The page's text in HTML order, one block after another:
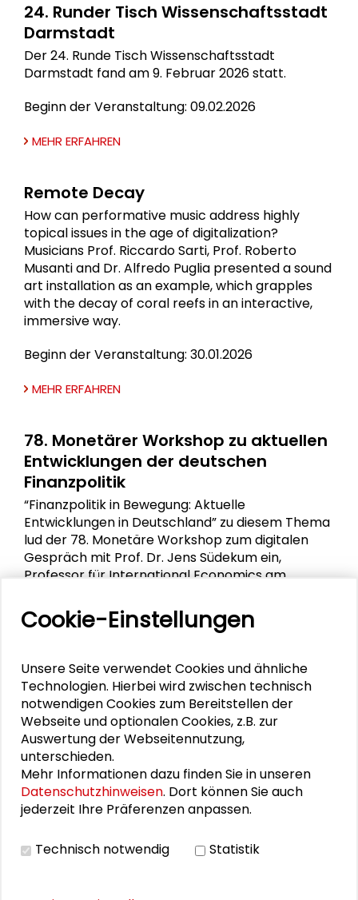
24. Runder Tisch Wissenschaftsstadt
Darmstadt
Der 24. Runde Tisch Wissenschaftsstadt
Darmstadt fand am 9. Februar 2026 statt.
Beginn der Veranstaltung: 09.02.2026
MEHR ERFAHREN
Remote Decay
How can performative music address highly
topical issues in the age of digitalization?
Musicians Prof. Riccardo Sarti, Prof. Roberto
Musanti and Dr. Alfredo Puglia presented a sound
art installation as an example, which grapples
with the decay of coral reefs in an interactive,
immersive way.
Beginn der Veranstaltung: 30.01.2026
MEHR ERFAHREN
78. Monetärer Workshop zu aktuellen
Entwicklungen der deutschen
Finanzpolitik
“Finanzpolitik in Bewegung: Aktuelle
Entwicklungen in Deutschland” zu diesem Thema
lud der 78. Monetäre Workshop zum digitalen
Gespräch mit Prof. Dr. Jens Südekum ein,
Professor für International Economics am
(DICE) der Heinrich-Heine-Universität Düsseldorf
sowie Persönlicher Beauftragter des
gesamtwirtschaftliche Entwicklung.
Beginn der Veranstaltung: 30.01.2026
MEHR ERFAHREN
Finissage: "Eine stille Erfahrung –
Zoya Sadri in Retrospektive"
Anlässlich des Endes der Ausstellung “Eine stille
Erfahrung – Zoya Sadri in Retrospektive” haben
Cookie-Einstellungen
Unsere Seite verwendet Cookies und ähnliche
Technologien. Hierbei wird zwischen technisch
notwendigen Cookies zum Bereitstellen der
Webseite und optionalen Cookies, z.B. zur
Auswertung der Webseitennutzung,
unterschieden.
Mehr Informationen dazu finden Sie in unseren
Datenschutzhinweisen. Dort können Sie auch
jederzeit Ihre Präferenzen anpassen.
Technisch notwendig Statistik